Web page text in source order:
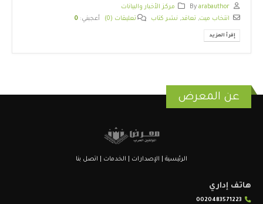
Byarabauthor
مركز الأخبار والبيانات
انتخاب ميت, تعاقد, نشر كتاب تعليقات (0) أعجبني:0
إقرأ المزيد
عن المعرض
الرئيسية الإصدارات الخدمات اتصل بنا
هاتف إداري
0020483571223